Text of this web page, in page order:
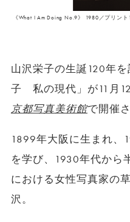
《What I Am Doing No.9》 1980／プリン
山沢栄子の生誕120年
子 私の現代」が11月
京都写真美術館で開催
1899年大阪に生まれ、
を学び、1930年代から
における女性写真家の
沢。